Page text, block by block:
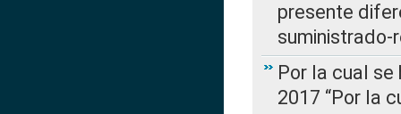
presente
Por la cual se
2017 “Por la